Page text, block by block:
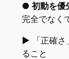
● 初動を優
完全でなく
▶︎ 「正確さ
ること